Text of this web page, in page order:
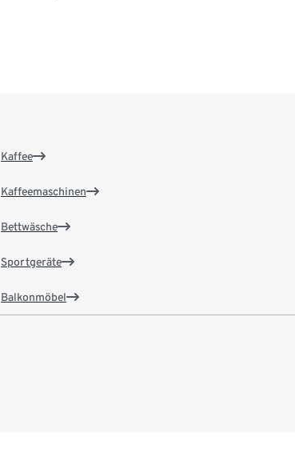
Kaffee
Kaffeemaschinen
Bettwäsche
Sportgeräte
Balkonmöbel